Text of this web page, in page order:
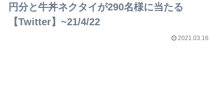
円分と牛丼ネクタイが290名様に当たる
【Twitter】~21/4/22
2021.03.16